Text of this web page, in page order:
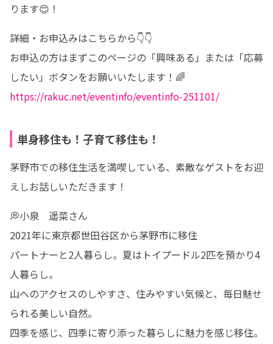
ります😊！
詳細・お申込みはこちらから👇👇
お申込の方はまずこのページの「興味ある」または「応募
https://rakuc.net/eventinfo/eventinfo-251101/
単身移住も！子育て移住も！
茅野市での移住生活を満喫している、素敵なゲストをお迎
えしお話しいただきます！
💭小泉　遥菜さん
2021年に東京都世田谷区から茅野市に移住
パートナーと2人暮らし。夏はトイプードル2匹を預かり4
人暮らし。
山へのアクセスのしやすさ、住みやすい気候と、毎日魅せ
られる美しい自然。
四季を感じ、四季に寄り添った暮らしに魅力を感じ移住。